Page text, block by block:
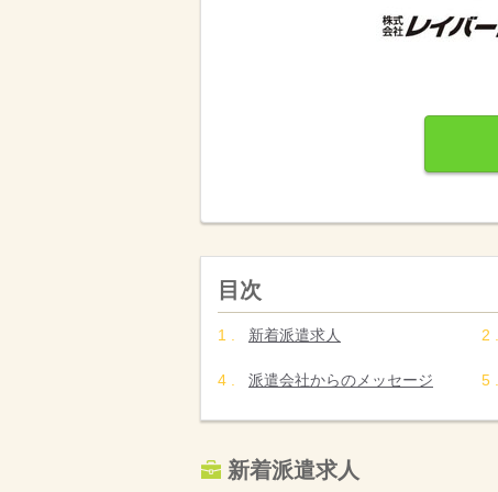
目次
新着派遣求人
派遣会社からのメッセージ
新着派遣求人